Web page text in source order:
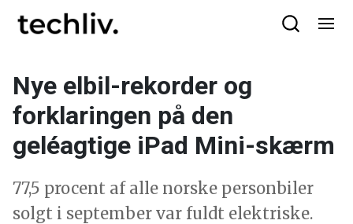
Nye elbil-rekorder og
forklaringen på den
geléagtige iPad Mini-skærm
77,5 procent af alle norske personbiler
solgt i september var fuldt elektriske.